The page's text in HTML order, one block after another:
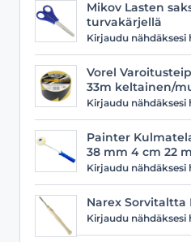
Mikov Lasten
turvakärjellä
Kirjaudu nähdäksesi
Vorel
33m keltainen/
Kirjaudu nähdäksesi
Painter
38 mm 4 cm 22
Kirjaudu nähdäksesi
Narex Sorvitaltta
Kirjaudu nähdäksesi